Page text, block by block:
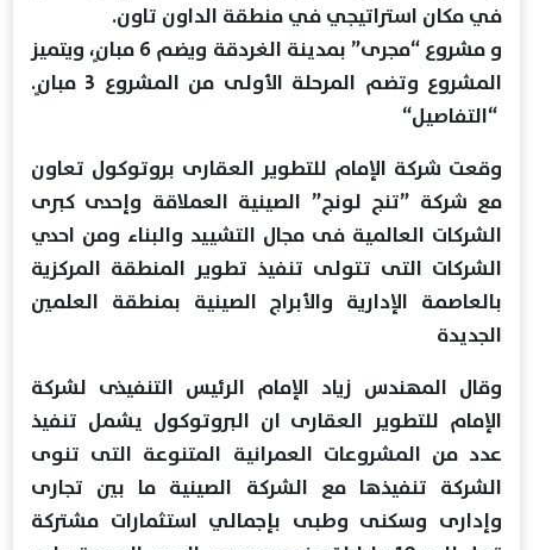
في مكان استراتيجي في منطقة الداون تاون.
و مشروع “مجرى” بمدينة الغردقة ويضم 6 مبانٍ، ويتميز
المشروع وتضم المرحلة الأولى من المشروع 3 مبانٍ.
“التفاصيل“
وقعت شركة الإمام للتطوير العقارى بروتوكول تعاون
مع شركة ”تنج لونج” الصينية العملاقة وإحدى كبرى
الشركات العالمية فى مجال التشييد والبناء ومن احدي
الشركات التى تتولى تنفيذ تطوير المنطقة المركزية
بالعاصمة الإدارية والأبراج الصينية بمنطقة العلمين
الجديدة
وقال المهندس زياد الإمام الرئيس التنفيذى لشركة
الإمام للتطوير العقارى ان البروتوكول يشمل تنفيذ
عدد من المشروعات العمرانية المتنوعة التى تنوى
الشركة تنفيذها مع الشركة الصينية ما بين تجارى
وإدارى وسكنى وطبى بإجمالي استثمارات مشتركة